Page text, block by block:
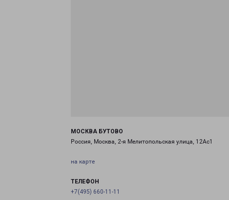
МОСКВА БУТОВО
Россия, Москва, 2-я Мелитопольская улица, 12Ас1
на карте
ТЕЛЕФОН
+7(495) 660-11-11